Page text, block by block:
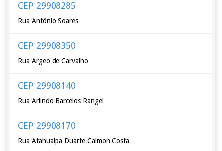
CEP 29908285
Rua Antônio Soares
CEP 29908350
Rua Argeo de Carvalho
CEP 29908140
Rua Arlindo Barcelos Rangel
CEP 29908170
Rua Atahualpa Duarte Calmon Costa